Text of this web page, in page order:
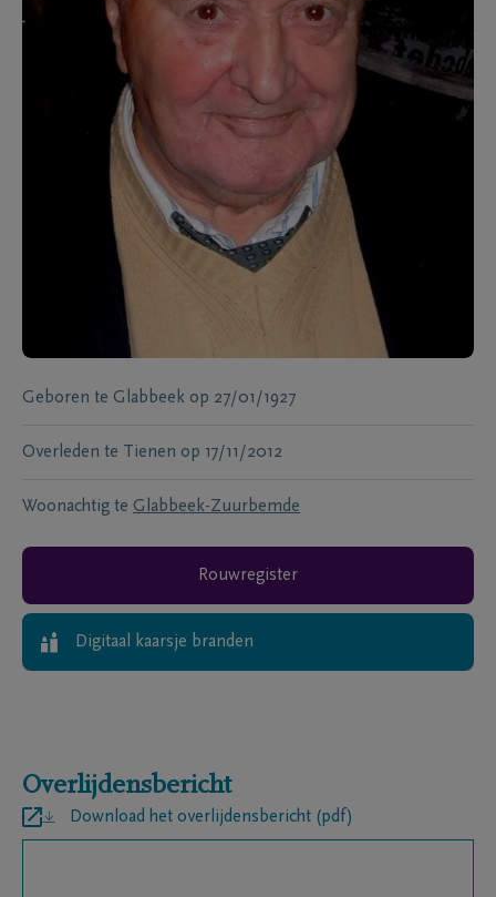
Geboren te Glabbeek op 27/01/1927
Overleden te Tienen op 17/11/2012
Woonachtig te Glabbeek-Zuurbemde
Rouwregister
Digitaal kaarsje branden
Overlijdensbericht
Download het overlijdensbericht (pdf)